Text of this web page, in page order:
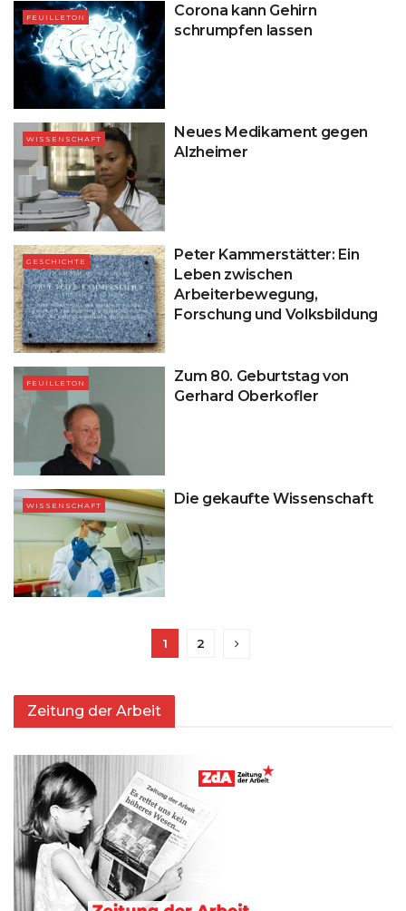
FEUILLETON
Corona kann Gehirn
schrumpfen lassen
WISSENSCHAFT
Neues Medikament gegen
Alzheimer
GESCHICHTE
Peter Kammerstätter: Ein
Leben zwischen
Arbeiterbewegung,
Forschung und Volksbildung
FEUILLETON
Zum 80. Geburtstag von
Gerhard Oberkofler
WISSENSCHAFT Die gekaufte Wissenschaft
1 2
Zeitung der Arbeit